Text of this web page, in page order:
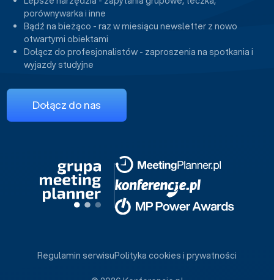
porównywarka i inne
Bądź na bieżąco - raz w miesiącu newsletter z nowo
otwartymi obiektami
Dołącz do profesjonalistów - zaproszenia na spotkania i
wyjazdy studyjne
Dołącz do nas
Regulamin serwisuPolityka cookies i prywatności